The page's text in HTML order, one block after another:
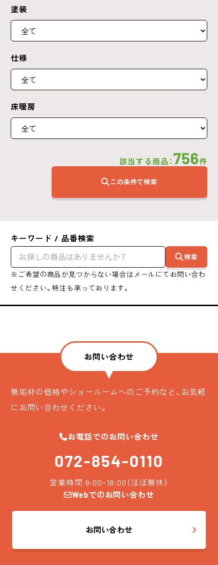
塗装
仕様
床暖房
該当する商品：756件
この条件で検索
キーワード / 品番検索
検索
※ご希望の商品が見つからない場合はメールにてお問い合わ
せください。特注も承っております。
お問い合わせ
無垢材の価格やショールームへのご予約など、お気軽
にお問い合わせください。
お電話でのお問い合わせ
072-854-0110
営業時間 9:00~18:00（ほぼ無休）
Webでのお問い合わせ
お問い合わせ